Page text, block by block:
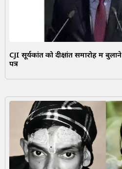
CJI सूर्यकांत को दीक्षांत समारोह में
पत्र